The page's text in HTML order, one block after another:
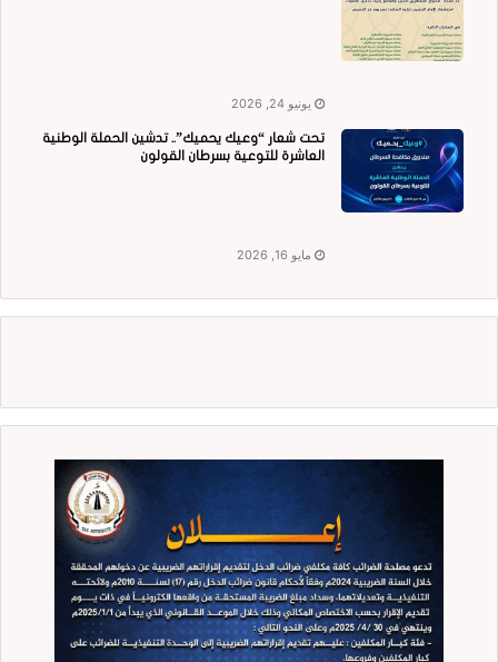
يونيو 24, 2026
تحت شعار “وعيك يحميك”.. تدشين الحملة الوطنية
العاشرة للتوعية بسرطان القولون
مايو 16, 2026